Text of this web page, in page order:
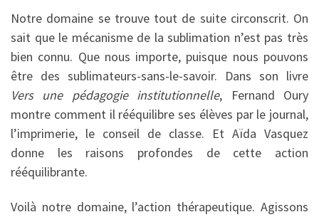
Notre domaine se trouve tout de suite circonscrit. On
sait que le mécanisme de la sublimation n’est pas très
bien connu. Que nous importe, puisque nous pouvons
être des sublimateurs-sans-le-savoir. Dans son livre
Vers une pédagogie institutionnelle, Fernand Oury
montre comment il rééquilibre ses élèves par le journal,
l’imprimerie, le conseil de classe. Et Aïda Vasquez
donne les raisons profondes de cette action
rééquilibrante.
Voilà notre domaine, l’action thérapeutique. Agissons